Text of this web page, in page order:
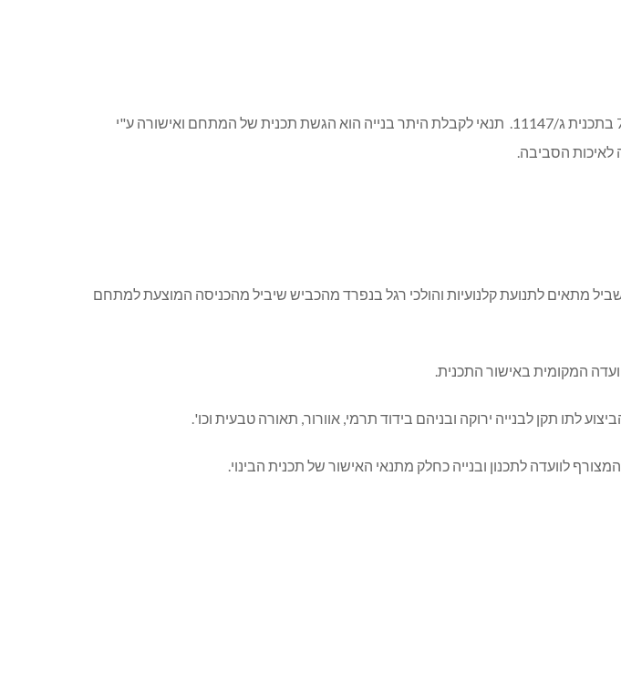
רקע: בסמוך למרכז המסחרי קיימת נמצאת משבצת קרקע המיועדת לדיור מוגן, במגרש 710 בתכנית ג/11147. תנאי לקבלת היתר בנייה הוא הגשת תכנית של המתחם ואישורה ע"י
הוועדה תוכנן שביל מתאים לתנועת קלנועיות והולכי רגל בנפרד מהכביש שיביל מהכניסה המוצעת למתחם
לוועדה לתכנון ובנייה כחלק מתנאי האישור של תכנית הבינוי.